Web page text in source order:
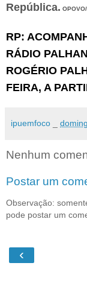
República.
RP:
RÁDIO P
ROGÉRIO
FEIRA, A
ipuemfoco
Nenhum
Postar um
Observação:
pode postar um
‹